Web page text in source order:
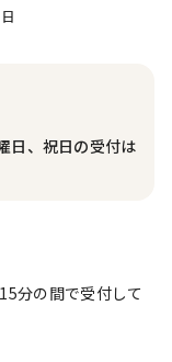
日、祝日の受付は
分の間で受付して